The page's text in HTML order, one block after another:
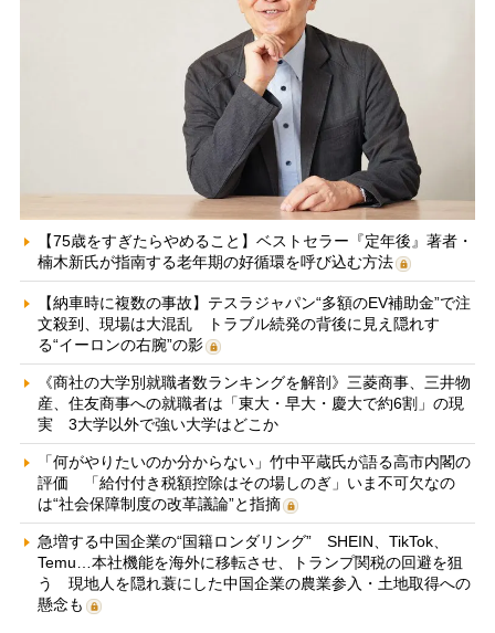
【75歳をすぎたらやめること】ベストセラー『定年後』著者・
楠木新氏が指南する老年期の好循環を呼び込む方法
【納車時に複数の事故】テスラジャパン“多額のEV補助金”で注
文殺到、現場は大混乱 トラブル続発の背後に見え隠れす
る“イーロンの右腕”の影
《商社の大学別就職者数ランキングを解剖》三菱商事、三井物
産、住友商事への就職者は「東大・早大・慶大で約6割」の現
実 3大学以外で強い大学はどこか
「何がやりたいのか分からない」竹中平蔵氏が語る高市内閣の
評価 「給付付き税額控除はその場しのぎ」いま不可欠なの
は“社会保障制度の改革議論”と指摘
急増する中国企業の“国籍ロンダリング” SHEIN、TikTok、
Temu…本社機能を海外に移転させ、トランプ関税の回避を狙
う 現地人を隠れ蓑にした中国企業の農業参入・土地取得への
懸念も